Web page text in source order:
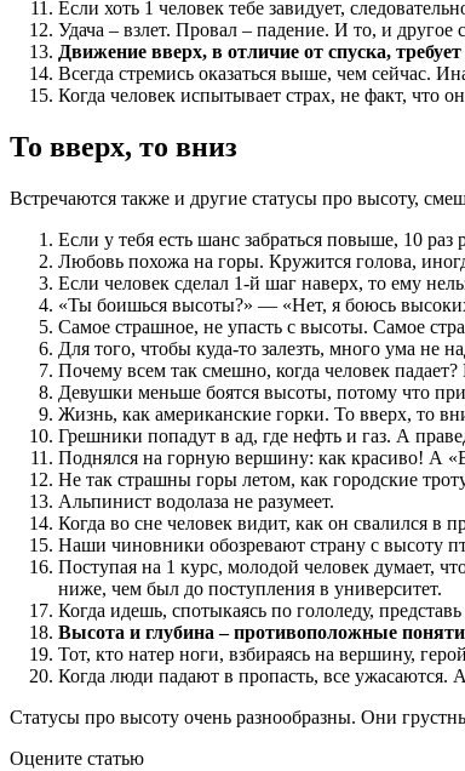
Если хоть 1 человек тебе завидует,
Удача – взлет. Провал – падение. И то, и другое
Движение вверх, в отличие от спуска,
Всегда стремись оказаться выше, чем сейчас.
Когда человек испытывает страх, не факт, что
То вверх, то вниз
Встречаются также и другие статусы про высоту,
Если у тебя есть шанс забраться повыше, 10
Любовь похожа на горы. Кружится голова,
Если человек сделал 1-й шаг наверх, то ему
«Ты боишься высоты?» — «Нет, я боюсь
Самое страшное, не упасть с высоты. Самое
Для того, чтобы куда-то залезть, много ума не
Почему всем так смешно, когда человек
Девушки меньше боятся высоты, потому что
Жизнь, как американские горки. То вверх, то
Грешники попадут в ад, где нефть и газ. А
Поднялся на горную вершину: как красиво! А
Не так страшны горы летом, как городские
Альпинист водолаза не разумеет.
Когда во сне человек видит, как он свалился в
Наши чиновники обозревают страну с высоту
Поступая на 1 курс, молодой человек думает,
ниже, чем был до поступления в университет.
Когда идешь, спотыкаясь по гололеду,
Высота и глубина – противоположные
Тот, кто натер ноги, взбираясь на вершину,
Когда люди падают в пропасть, все ужасаются.
Статусы про высоту очень разнообразны. Они
Оцените статью